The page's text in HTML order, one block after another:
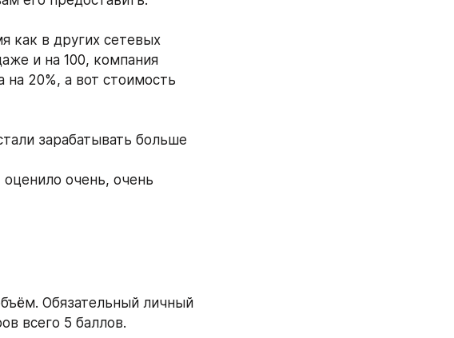
как в других сетевых
и на 100, компания
на 20%, а вот стоимость
зарабатывать больше
очень, очень
Обязательный личный
всего 5 баллов.